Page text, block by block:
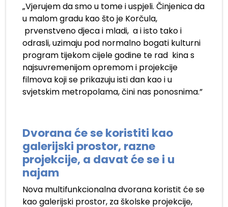
„Vjerujem da smo u tome i uspjeli. Činjenica da
u malom gradu kao što je Korčula,
prvenstveno djeca i mladi, a i isto tako i
odrasli, uzimaju pod normalno bogati kulturni
program tijekom cijele godine te rad kina s
najsuvremenijom opremom i projekcije
filmova koji se prikazuju isti dan kao i u
svjetskim metropolama, čini nas ponosnima.”
Dvorana će se koristiti kao
galerijski prostor, razne
projekcije, a davat će se i u
najam
Nova multifunkcionalna dvorana koristit će se
kao galerijski prostor, za školske projekcije,